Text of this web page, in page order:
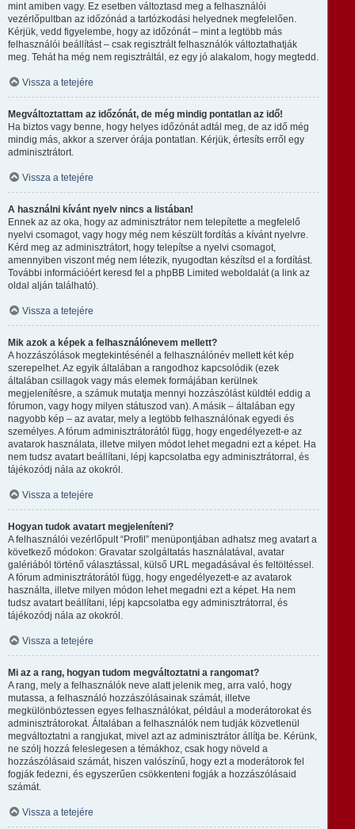
mint amiben vagy. Ez esetben változtasd meg a felhasználói
vezérlőpultban az időzónád a tartózkodási helyednek megfelelően.
Kérjük, vedd figyelembe, hogy az időzónát – mint a legtöbb más
felhasználói beállítást – csak regisztrált felhasználók változtathatják
meg. Tehát ha még nem regisztráltál, ez egy jó alakalom, hogy megtedd.
Vissza a tetejére
Megváltoztattam az időzónát, de még mindig pontatlan az idő!
Ha biztos vagy benne, hogy helyes időzónát adtál meg, de az idő még
mindig más, akkor a szerver órája pontatlan. Kérjük, értesíts erről egy
adminisztrátort.
Vissza a tetejére
A használni kívánt nyelv nincs a listában!
Ennek az az oka, hogy az adminisztrátor nem telepítette a megfelelő
nyelvi csomagot, vagy hogy még nem készült fordítás a kívánt nyelvre.
Kérd meg az adminisztrátort, hogy telepítse a nyelvi csomagot,
amennyiben viszont még nem létezik, nyugodtan készítsd el a fordítást.
További információért keresd fel a phpBB Limited weboldalát (a link az
oldal alján található).
Vissza a tetejére
Mik azok a képek a felhasználónevem mellett?
A hozzászólások megtekintésénél a felhasználónév mellett két kép
szerepelhet. Az egyik általában a rangodhoz kapcsolódik (ezek
általában csillagok vagy más elemek formájában kerülnek
megjelenítésre, a számuk mutatja mennyi hozzászólást küldtél eddig a
fórumon, vagy hogy milyen státuszod van). A másik – általában egy
nagyobb kép – az avatar, mely a legtöbb felhasználónak egyedi és
személyes. A fórum adminisztrátorától függ, hogy engedélyezett-e az
avatarok használata, illetve milyen módot lehet megadni ezt a képet. Ha
nem tudsz avatart beállítani, lépj kapcsolatba egy adminisztrátorral, és
tájékozódj nála az okokról.
Vissza a tetejére
Hogyan tudok avatart megjeleníteni?
A felhasználói vezérlőpult “Profil” menüpontjában adhatsz meg avatart a
következő módokon: Gravatar szolgáltatás használatával, avatar
galériából történő választással, külső URL megadásával és feltöltéssel.
A fórum adminisztrátorától függ, hogy engedélyezett-e az avatarok
használta, illetve milyen módon lehet megadni ezt a képet. Ha nem
tudsz avatart beállítani, lépj kapcsolatba egy adminisztrátorral, és
tájékozódj nála az okokról.
Vissza a tetejére
Mi az a rang, hogyan tudom megváltoztatni a rangomat?
A rang, mely a felhasználók neve alatt jelenik meg, arra való, hogy
mutassa, a felhasználó hozzászólásainak számát, illetve
megkülönböztessen egyes felhasználókat, például a moderátorokat és
adminisztrátorokat. Általában a felhasználók nem tudják közvetlenül
megváltoztatni a rangjukat, mivel azt az adminisztrátor állítja be. Kérünk,
ne szólj hozzá feleslegesen a témákhoz, csak hogy növeld a
hozzászólásaid számát, hiszen valószínű, hogy ezt a moderátorok fel
fogják fedezni, és egyszerűen csökkenteni fogják a hozzászólásaid
számát.
Vissza a tetejére